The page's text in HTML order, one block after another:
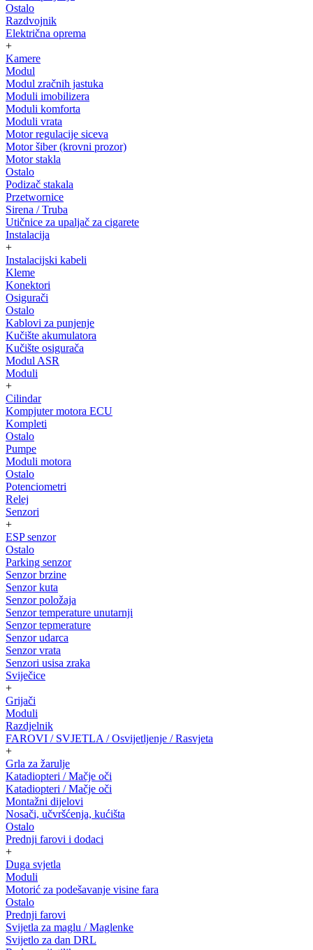
Ostalo
Razdvojnik
Električna oprema
+
Kamere
Modul
Modul zračnih jastuka
Moduli imobilizera
Moduli komforta
Moduli vrata
Motor regulacije siceva
Motor šiber (krovni prozor)
Motor stakla
Ostalo
Podizač stakala
Przetwornice
Sirena / Truba
Utičnice za upaljač za cigarete
Instalacija
+
Instalacijski kabeli
Kleme
Konektori
Osigurači
Ostalo
Kablovi za punjenje
Kučište akumulatora
Kučište osigurača
Modul ASR
Moduli
+
Cilindar
Kompjuter motora ECU
Kompleti
Ostalo
Pumpe
Moduli motora
Ostalo
Potenciometri
Relej
Senzori
+
ESP senzor
Ostalo
Parking senzor
Senzor brzine
Senzor kuta
Senzor položaja
Senzor temperature unutarnji
Senzor tepmerature
Senzor udarca
Senzor vrata
Senzori usisa zraka
Sviječice
+
Grijači
Moduli
Razdjelnik
FAROVI / SVJETLA / Osvijetljenje / Rasvjeta
+
Grla za žarulje
Katadiopteri / Mačje oči
Katadiopteri / Mačje oči
Montažni dijelovi
Nosači, učvršćenja, kućišta
Ostalo
Prednji farovi i dodaci
+
Duga svjetla
Moduli
Motorić za podešavanje visine fara
Ostalo
Prednji farovi
Svijetla za maglu / Maglenke
Svijetlo za dan DRL